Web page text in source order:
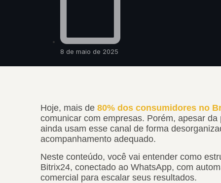
8 de maio de 2025
Hoje, mais de 80% dos consumidores no
comunicar com empresas. Porém, apesar
ainda usam esse canal de forma
acompanhamento adequado.
Neste conteúdo, você vai entender como
Bitrix24, conectado ao WhatsApp, com
comercial para escalar seus resultados.